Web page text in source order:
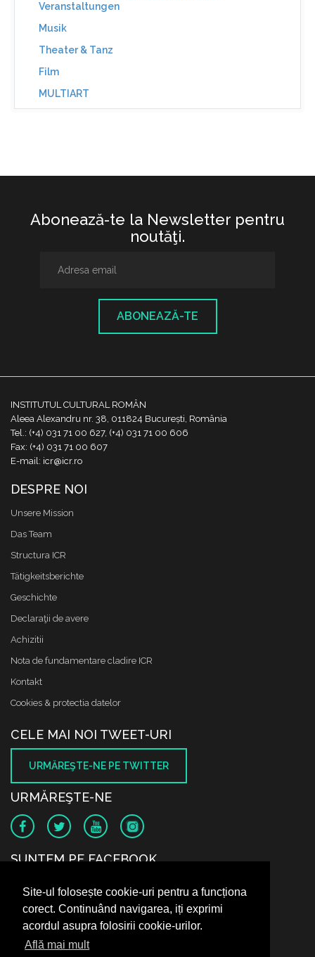
Site-ul folosește cookie-uri pentru a funcționa
corect. Continuând navigarea, iți exprimi
acordul asupra folosirii cookie-urilor.
Află mai mult
Veranstaltungen
Musik
Theater & Tanz
Film
MULTIART
Abonează-te la Newsletter pentru
noutăţi.
ABONEAZĂ-TE
INSTITUTUL CULTURAL ROMÂN
Aleea Alexandru nr. 38, 011824 București, România
Tel.: (+4) 031 71 00 627, (+4) 031 71 00 606
Fax: (+4) 031 71 00 607
E-mail: icr@icr.ro
DESPRE NOI
Unsere Mission
Das Team
Structura ICR
Tätigkeitsberichte
Geschichte
Declaraţii de avere
Achizitii
Nota de fundamentare cladire ICR
Kontakt
Cookies & protectia datelor
CELE MAI NOI TWEET-URI
URMĂREŞTE-NE PE TWITTER
URMĂREŞTE-NE
SUNTEM PE FACEBOOK